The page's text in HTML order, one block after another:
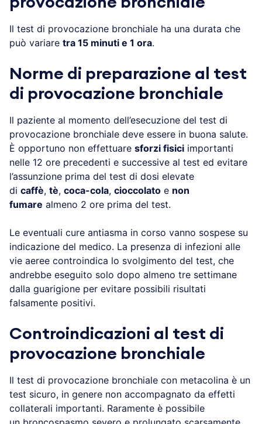
Il test di provocazione bronchiale ha una durata che
può variare tra 15 minuti e 1 ora.
Norme di preparazione al test
di provocazione bronchiale
Il paziente al momento dell’esecuzione del test di
provocazione bronchiale deve essere in buona salute.
È opportuno non effettuare sforzi fisici importanti
nelle 12 ore precedenti e successive al test ed evitare
l’assunzione prima del test di dosi elevate
di caffè, tè, coca-cola, cioccolato e non
fumare almeno 2 ore prima del test.
Le eventuali cure antiasma in corso vanno sospese su
indicazione del medico. La presenza di infezioni alle
vie aeree controindica lo svolgimento del test, che
andrebbe eseguito solo dopo almeno tre settimane
dalla guarigione per evitare possibili risultati
falsamente positivi.
Controindicazioni al test di
provocazione bronchiale
Il test di provocazione bronchiale con metacolina è un
test sicuro, in genere non accompagnato da effetti
collaterali importanti. Raramente è possibile